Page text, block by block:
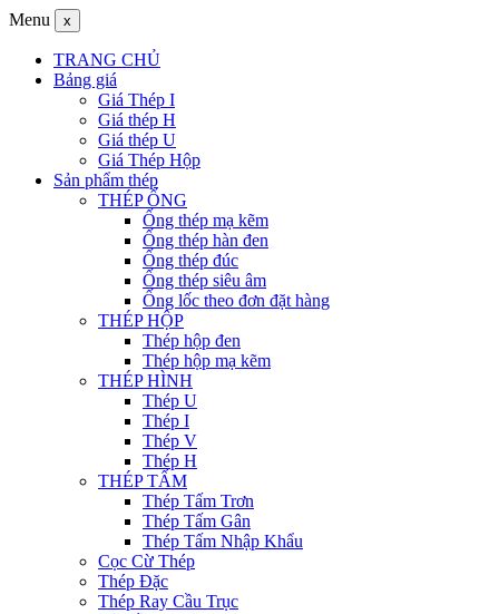
Menu x
TRANG CHỦ
Bảng giá
Giá Thép I
Giá thép H
Giá thép U
Giá Thép Hộp
Sản phẩm thép
THÉP ỐNG
Ống thép mạ kẽm
Ống thép hàn đen
Ống thép đúc
Ống thép siêu âm
Ống lốc theo đơn đặt hàng
THÉP HỘP
Thép hộp đen
Thép hộp mạ kẽm
THÉP HÌNH
Thép U
Thép I
Thép V
Thép H
THÉP TẤM
Thép Tấm Trơn
Thép Tấm Gân
Thép Tấm Nhập Khẩu
Cọc Cừ Thép
Thép Đặc
Thép Ray Cầu Trục